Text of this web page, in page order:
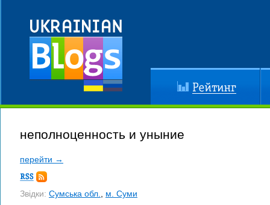
Рейтинг
неполноценность и уныние
перейти →
Підписка
Звідки: Сумська обл.
м. Суми